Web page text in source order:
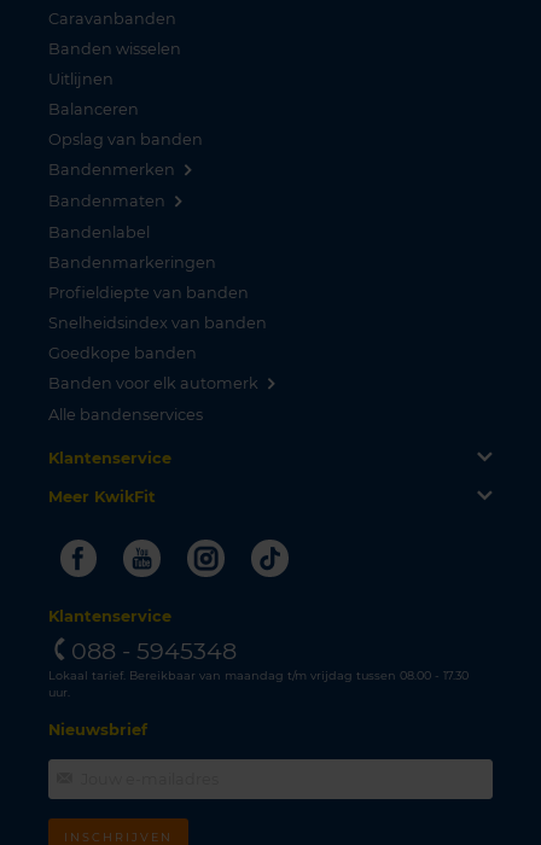
Caravanbanden
Banden wisselen
Uitlijnen
Balanceren
Opslag van banden
Bandenmerken
Bandenmaten
Bandenlabel
Bandenmarkeringen
Profieldiepte van banden
Snelheidsindex van banden
Goedkope banden
Banden voor elk automerk
Alle bandenservices
Klantenservice
Meer KwikFit
FacebookYoutubeInstagram
Tiktok
Klantenservice
088 - 5945348
Lokaal tarief. Bereikbaar van maandag t/m vrijdag tussen 08.00 - 17.30
uur.
Nieuwsbrief
INSCHRIJVEN